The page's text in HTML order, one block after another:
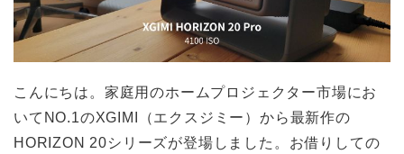
こんにちは。家庭用のホームプロジェクター市場にお
いてNO.1のXGIMI（エクスジミー）から最新作の
HORIZON 20シリーズが登場しました。お借りしての